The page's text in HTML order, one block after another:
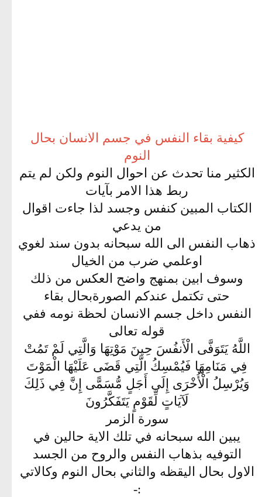
كيفية بقاء النفس في جسم الانسان بحال
النوم
الكثير منا تحدث عن احوال النوم ولكن لم يتم
ربط هذا الامر بآيات
الكتاب المبين كنفس وجسد لذا جاءت اقوال
من يدعي
ذهاب النفس الى الله سبحانه بدون سند لغوي
اوعلمي ضرب من الخيال
وسوف ابين بمنهج واضح العكس من ذلك
حتى تكتمل عندكم الصورةبحال بقاء
النفس داخل جسم الانسان لحظة نومه ففي
قوله تعالى
اللَّهُ يَتَوَفَّى الْأَنفُسَ حِينَ مَوْتِهَا وَالَّتِي لَمْ تَمُتْ
فِي مَنَامِهَا فَيُمْسِكُ الَّتِي قَضَى عَلَيْهَا الْمَوْتَ
وَيُرْسِلُ الْأُخْرَى إِلَى أَجَلٍ مُّسَمًّى إِنَّ فِي ذَلِكَ
لَآيَاتٍ لِّقَوْمٍ يَتَفَكَّرُونَ
سورة الزمر
يبين الله سبحانه في تلك الاية حالين في
التوفيه بذهاب النفس والروح من الجسد
الاول بحال اليقظه والثاني بحال النوم وكالاتي
:-